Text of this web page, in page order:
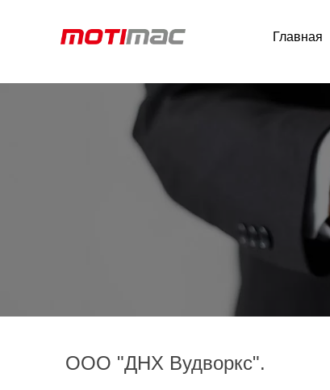
Главная
ООО "ДНХ Вудворкс".